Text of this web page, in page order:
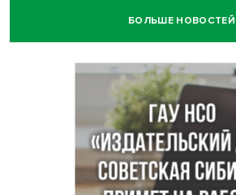
В Новосибирске зафиксирован рост
В Новосибирске осудили внука за
псевдо-мигранту
В Новосибирске по КРТ сдали первую
миниполиса «Фора»
БОЛЬШЕ НОВОСТЕЙ